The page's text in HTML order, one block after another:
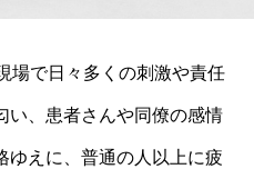
場で日々多くの刺激や責任
い、患者さんや同僚の感情
ゆえに、普通の人以上に疲